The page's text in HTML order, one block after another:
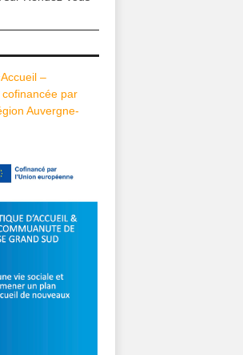
SORTIR
octobre 20, 2022
autres pathologies oculaires
#UNADEV
–
par
Auvergne-